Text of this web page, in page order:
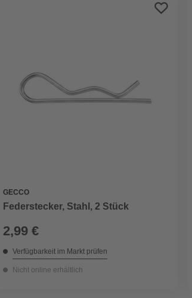
GECCO
Federstecker, Stahl, 2 Stück
2,99 €
Verfügbarkeit im Markt prüfen
Nicht online erhältlich